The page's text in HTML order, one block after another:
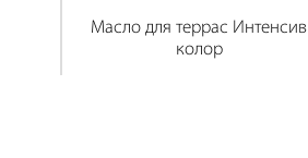
Масло для террас Интенсив
колор